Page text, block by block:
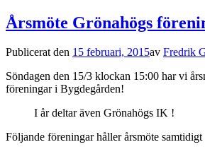
Årsmöte Grönahögs
Publicerat den 15 februari, 2015av Fredrik
Söndagen den 15/3 klockan 15:00 har vi
föreningar i Bygdegården!
I år deltar även Grönahögs IK !
Följande föreningar håller årsmöte samtidigt